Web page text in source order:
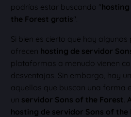
podrías estar buscando "
the Forest gratis".
Si bien es cierto que hay
ofrecen hosting de servidor
plataformas a menudo vienen
desventajas. Sin embargo, hay
aquellos que buscan una forma
un servidor Sons of the Forest.
hosting de servidor Sons of